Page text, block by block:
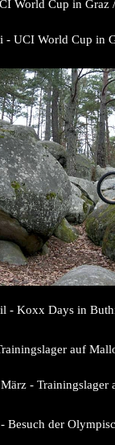
- UCI World Cup in
- Koxx Days in
- Trainingslager